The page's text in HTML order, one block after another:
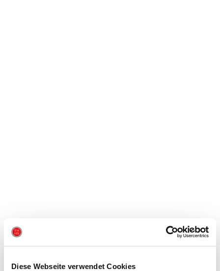
Diese Webseite verwendet Cookies